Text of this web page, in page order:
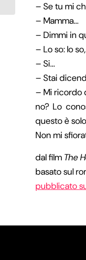
– Se tu mi
– Mamma…
– Dimmi in
– Lo so: lo
– Si…
– Stai
– Mi ricordo
no? Lo
questo è
Non mi
dal film The
basato sul
pubblicato